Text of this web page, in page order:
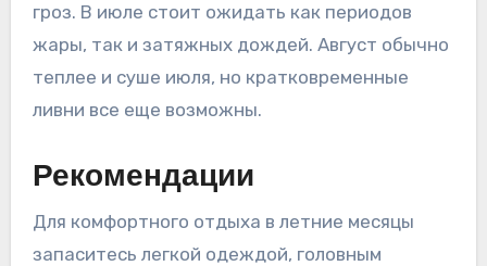
гроз. В июле стоит ожидать как периодов
жары, так и затяжных дождей. Август обычно
теплее и суше июля, но кратковременные
ливни все еще возможны.
Рекомендации
Для комфортного отдыха в летние месяцы
запаситесь легкой одеждой, головным